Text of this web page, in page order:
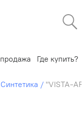
Где купить?
Синтетика "VISTA-